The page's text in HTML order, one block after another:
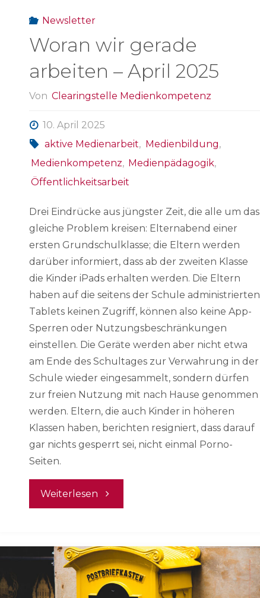
Newsletter
Woran wir gerade
arbeiten – April 2025
Von Clearingstelle Medienkompetenz
10. April 2025
aktive Medienarbeit, Medienbildung,
Medienkompetenz, Medienpädagogik,
Öffentlichkeitsarbeit
Drei Eindrücke aus jüngster Zeit, die alle um das
gleiche Problem kreisen: Elternabend einer
ersten Grundschulklasse; die Eltern werden
darüber informiert, dass ab der zweiten Klasse
die Kinder iPads erhalten werden. Die Eltern
haben auf die seitens der Schule administrierten
Tablets keinen Zugriff, können also keine App-
Sperren oder Nutzungsbeschränkungen
einstellen. Die Geräte werden aber nicht etwa
am Ende des Schultages zur Verwahrung in der
Schule wieder eingesammelt, sondern dürfen
zur freien Nutzung mit nach Hause genommen
werden. Eltern, die auch Kinder in höheren
Klassen haben, berichten resigniert, dass darauf
gar nichts gesperrt sei, nicht einmal Porno-
Seiten.
Weiterlesen "Woran
gerade
arbeiten